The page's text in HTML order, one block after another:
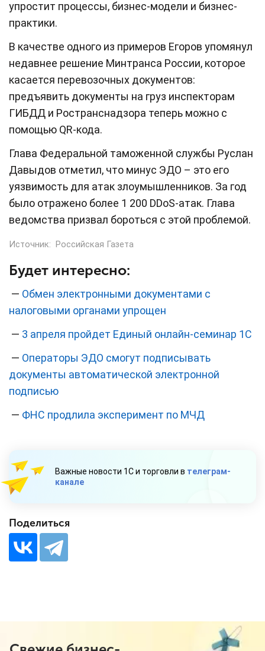
упростит процессы, бизнес-модели и бизнес-
практики.
В качестве одного из примеров Егоров упомянул
недавнее решение Минтранса России, которое
касается перевозочных документов:
предъявить документы на груз инспекторам
ГИБДД и Ространснадзора теперь можно с
помощью QR-кода.
Глава Федеральной таможенной службы Руслан
Давыдов отметил, что минус ЭДО – это его
уязвимость для атак злоумышленников. За год
было отражено более 1 200 DDоS-атак. Глава
ведомства призвал бороться с этой проблемой.
Источник: Российская Газета
Будет интересно:
— Обмен электронными документами с
налоговыми органами упрощен
— 3 апреля пройдет Единый онлайн-семинар 1С
— Операторы ЭДО смогут подписывать
документы автоматической электронной
подписью
— ФНС продлила эксперимент по МЧД
Важные новости 1С и торговли в телеграм-
канале
Поделиться